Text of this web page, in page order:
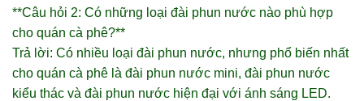
**Câu hỏi 2: Có những loại đài phun nước nào phù hợp
cho quán cà phê?**
Trả lời: Có nhiều loại đài phun nước, nhưng phổ biến nhất
cho quán cà phê là đài phun nước mini, đài phun nước
kiểu thác và đài phun nước hiện đại với ánh sáng LED.